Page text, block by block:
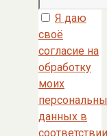
Я даю
своё
согласие на
обработку
моих
данных в
соответствии